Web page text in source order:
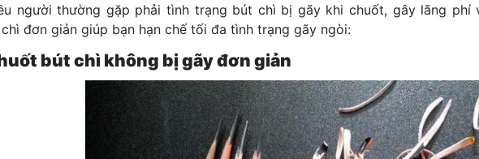
người thường gặp phải tình trạng bút chì bị gãy khi chuốt, gây lãng
đơn giản giúp bạn hạn chế tối đa tình trạng gãy ngòi:
bút chì không bị gãy đơn giản